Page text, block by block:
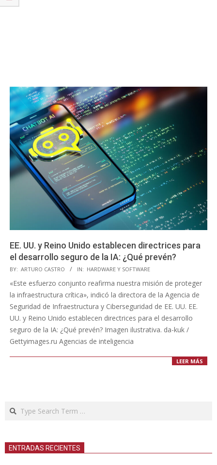
EE. UU. y Reino Unido establecen directrices para
el desarrollo seguro de la IA: ¿Qué prevén?
2023-
11-
27
BY: ARTURO CASTRO IN: HARDWARE Y SOFTWARE
«Este esfuerzo conjunto reafirma nuestra misión de proteger
la infraestructura crítica», indicó la directora de la Agencia de
Seguridad de Infraestructura y Ciberseguridad de EE. UU. EE.
UU. y Reino Unido establecen directrices para el desarrollo
seguro de la IA: ¿Qué prevén? Imagen ilustrativa. da-kuk /
Gettyimages.ru Agencias de inteligencia
LEER MÁS
Search
ENTRADAS RECIENTES